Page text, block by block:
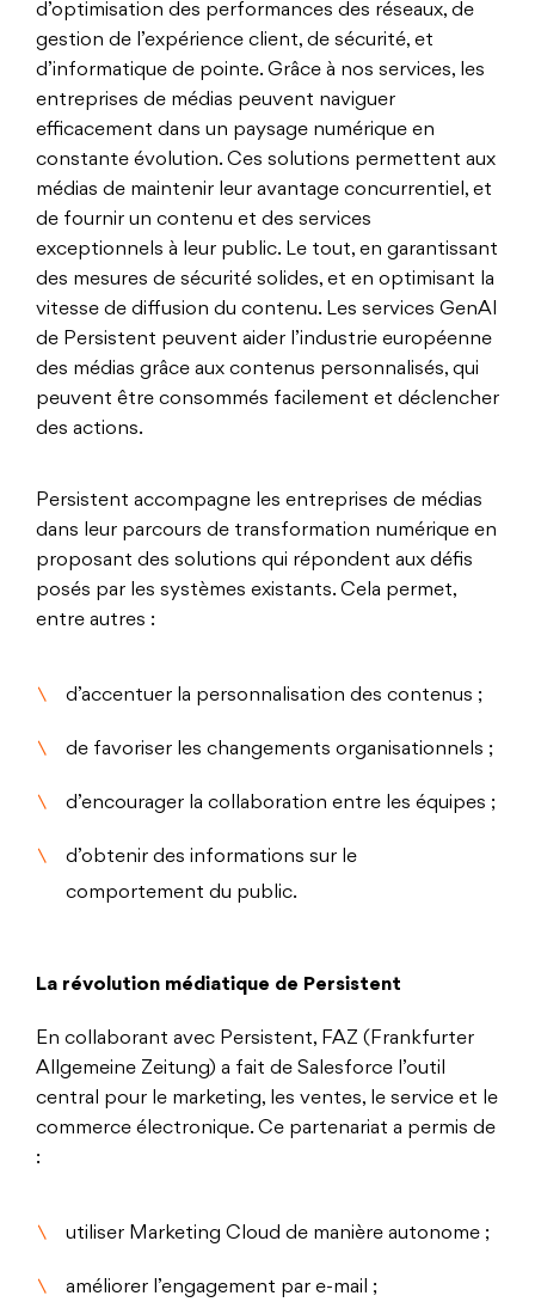
d’optimisation des performances des réseaux, de
gestion de l’expérience client, de sécurité, et
d’informatique de pointe. Grâce à nos services, les
entreprises de médias peuvent naviguer
efficacement dans un paysage numérique en
constante évolution. Ces solutions permettent aux
médias de maintenir leur avantage concurrentiel, et
de fournir un contenu et des services
exceptionnels à leur public. Le tout, en garantissant
des mesures de sécurité solides, et en optimisant la
vitesse de diffusion du contenu. Les services GenAI
de Persistent peuvent aider l’industrie européenne
des médias grâce aux contenus personnalisés, qui
peuvent être consommés facilement et déclencher
des actions.
Persistent accompagne les entreprises de médias
dans leur parcours de transformation numérique en
proposant des solutions qui répondent aux défis
posés par les systèmes existants. Cela permet,
entre autres :
d’accentuer la personnalisation des contenus ;
de favoriser les changements organisationnels ;
d’encourager la collaboration entre les équipes ;
d’obtenir des informations sur le
comportement du public.
La révolution médiatique de Persistent
En collaborant avec Persistent, FAZ (Frankfurter
Allgemeine Zeitung) a fait de Salesforce l’outil
central pour le marketing, les ventes, le service et le
commerce électronique. Ce partenariat a permis de
:
utiliser Marketing Cloud de manière autonome ;
améliorer l’engagement par e-mail ;